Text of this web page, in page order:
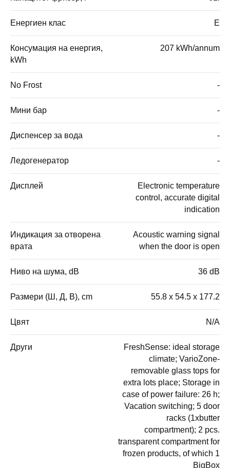
Енергиен клас E
Консумация на енергия,
kWh
207 kWh/annum
No Frost -
Мини бар -
Диспенсер за вода -
Ледогенератор -
Дисплей
Electronic temperature
control, accurate digital
indication
Индикация за отворена
врата
Acoustic warning signal
when the door is open
Ниво на шума, dB 36 dB
Размери (Ш, Д, В), cm 55.8 x 54.5 x 177.2
Цвят N/A
Други
FreshSense: ideal storage
climate; VarioZone-
removable glass tops for
extra lots place; Storage in
case of power failure: 26 h;
Vacation switching; 5 door
racks (1xbutter
compartment); 2 pcs.
transparent compartment for
frozen products, of which 1
BigBox